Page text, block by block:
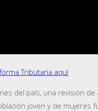
Tributaria aquí
del país, una revisión
joven y de